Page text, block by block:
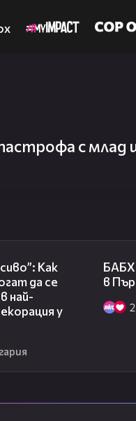
с млад
Как
да се
най-
у
БАБХ
в
2